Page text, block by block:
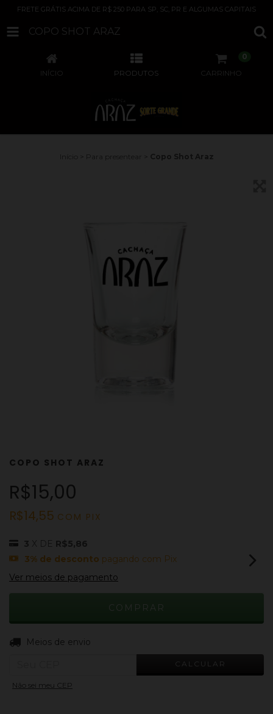
FRETE GRÁTIS ACIMA DE R$ 250 PARA SP, SC, PR E ALGUMAS CAPITAIS
COPO SHOT ARAZ
INÍCIO PRODUTOS CARRINHO
0
Para presentear Copo Shot Araz
COPO SHOT ARAZ
R$15,00
R$14,55 COM PIX
3 X DE R$5,86
3% de desconto pagando com Pix
Ver meios de pagamento
Entregas para o CEP:
Meios de envio
CALCULAR
Não sei meu CEP